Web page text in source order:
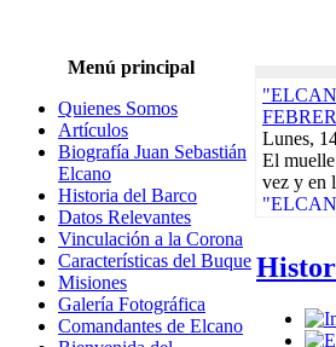
Menú principal
Quienes Somos
Artículos
Biografía Juan Sebastián
Elcano
Historia del Barco
Datos Relevantes
Vinculación a la Corona
Características del Buque
Misiones
Galería Fotográfica
Comandantes de Elcano
Lunes,
El
vez y en
El
Martes,